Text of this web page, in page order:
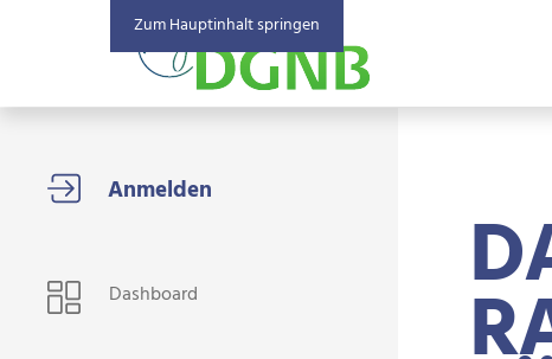
Zum Hauptinhalt springen
USER NAVIGATION
Dashboard